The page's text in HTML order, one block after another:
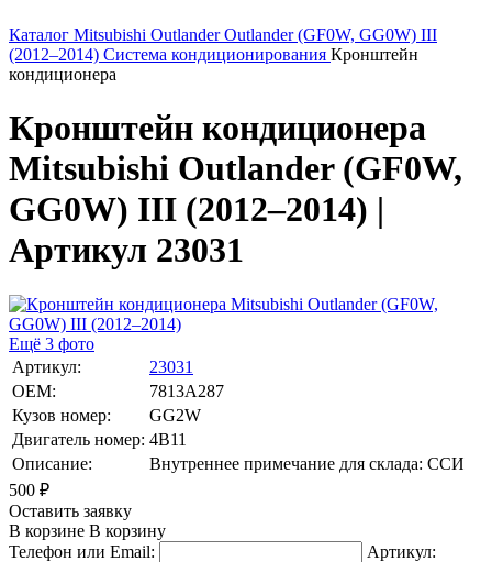
Каталог Mitsubishi Outlander Outlander (GF0W, GG0W) III
(2012–2014) Система кондиционирования Кронштейн
кондиционера
Кронштейн кондиционера
Mitsubishi Outlander (GF0W,
GG0W) III (2012–2014) |
Артикул 23031
Ещё 3 фото
Артикул:
23031
OEM:
7813A287
Кузов номер:
GG2W
Двигатель номер: 4B11
Описание:
Внутреннее примечание для склада: ССИ
500 ₽
Оставить заявку
В корзине В корзину
Телефон или Email:
Артикул: